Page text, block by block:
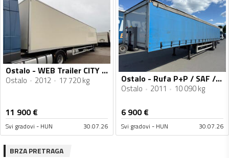
Ostalo - WEB Trailer CITY / Utovarna Rampa / 1 Osovina / Sandučasta Poluprikolica / MO3047
Ostalo 2012 17 720 kg
11 900€
Svi gradovi - HUN 30.07.26
Ostalo - Rufa P+P / SAF / Edscha / Poluprikolica sa ceradom / MO2954
Ostalo 2011 10 090 kg
6 900€
Svi gradovi - HUN 30.07.26
BRZA PRETRAGA